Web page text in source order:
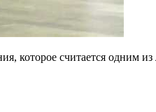
которое считается одним